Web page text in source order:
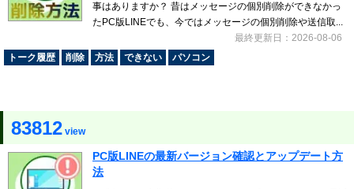
事はありますか？ 昔はメッセージの個別削除ができなかっ
たPC版LINEでも、今ではメッセージの個別削除や送信取...
最終更新日：2026-08-06
トーク履歴
削除 方法 できない パソコン
83812 view
PC版LINEの最新バージョン確認とアップデート方
法